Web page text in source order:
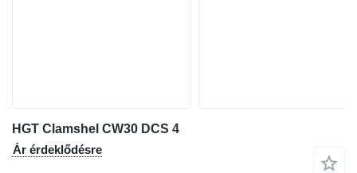
HGT Clamshel CW30 DCS 4
Ár érdeklődésre